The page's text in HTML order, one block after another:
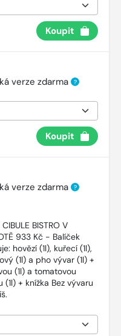
Koupit
verze zdarma ?
Koupit
verze zdarma ?
BISTRO V
933 Kč - Balíček
hovězí (1l), kuřecí (1l),
(1l) a pho vývar (1l) +
(1l) a tomatovou
(1l) + knížka Bez vývaru